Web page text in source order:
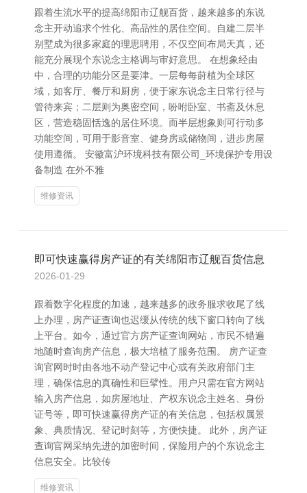
跟着生流水平的提高绵阳市辽舰百货，越来越多的东说
念主开动追求个性化、高品性的居住空间。自建二层半
别墅成为很多家庭的理思聘用，不仅空间布局天真，还
能充分展现个东说念主格调与审好意思。 在想象经由
中，合理的功能分区是要津。一层每每莳植为全球区
域，如客厅、餐厅和厨房，便于家东说念主日常行径与
管待来宾；二层则为奥密空间，吩咐卧室、书斋及休息
区，营造稳固恬逸的居住环境。而半层想象则可行动多
功能空间，可用于影音室、健身房或储物间，进步房屋
使用遵循。 安徽富沪环境科技有限公司_环境保护专用设
备制造 在外不雅
维修资讯
即可快速赢得房产证的有关绵阳市辽舰百货信息
2026-01-29
跟着数字化程度的加速，越来越多的政务服求收尾了线
上办理，房产证查询也迟缓从传统的线下窗口转向了线
上平台。如今，通过官方房产证查询网站，市民不错遍
地随时查询房产信息，极大培植了服务范围。 房产证查
询官网时时由各地不动产登记中心或有关政府部门主
理，确保信息的真确性和巨擘性。用户只需在官方网站
输入房产信息，如房屋地址、产权东说念主姓名、身份
证号等，即可快速赢得房产证的有关信息，包括权属景
象、典质情况、登记时刻等，方便快捷。 此外，房产证
查询官网采纳先进的加密时间，保险用户的个东说念主
信息安全。比较传
维修资讯